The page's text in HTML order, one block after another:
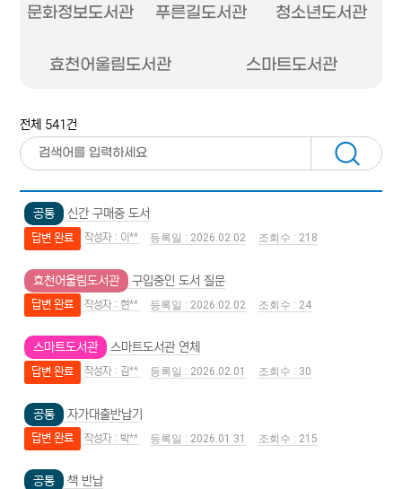
문화정보도서관 푸른길도서관 청소년도서관
효천어울림도서관 스마트도서관
전체 541건
공통 신간 구매중 도서
답변 완료 이** 2026.02.02 218
효천어울림도서관 구입중인 도서 질문
답변 완료 현** 2026.02.02 24
스마트도서관 스마트도서관 연체
답변 완료 김** 2026.02.01 30
공통 자가대출반납기
답변 완료 박** 2026.01.31 215
공통 책 반납